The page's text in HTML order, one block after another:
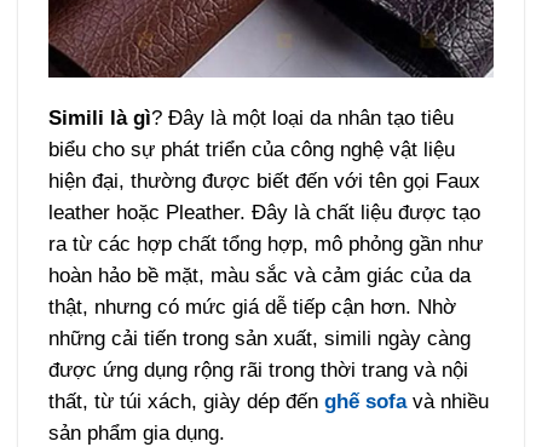
Simili là gì? Đây là một loại da nhân tạo tiêu
biểu cho sự phát triển của công nghệ vật liệu
hiện đại, thường được biết đến với tên gọi Faux
leather hoặc Pleather. Đây là chất liệu được tạo
ra từ các hợp chất tổng hợp, mô phỏng gần như
hoàn hảo bề mặt, màu sắc và cảm giác của da
thật, nhưng có mức giá dễ tiếp cận hơn. Nhờ
những cải tiến trong sản xuất, simili ngày càng
được ứng dụng rộng rãi trong thời trang và nội
thất, từ túi xách, giày dép đếnghế sofavà nhiều
sản phẩm gia dụng.